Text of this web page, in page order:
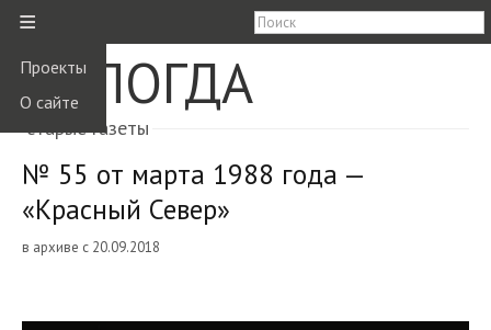
≡
Проекты
О сайте
ВОЛОГДА
старые газеты
№ 55 от марта 1988 года —
«Красный Север»
в архиве с 20.09.2018